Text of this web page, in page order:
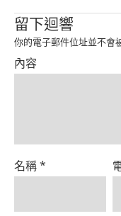
留下迴響
你的電子郵件位址並不會
內容
名稱*